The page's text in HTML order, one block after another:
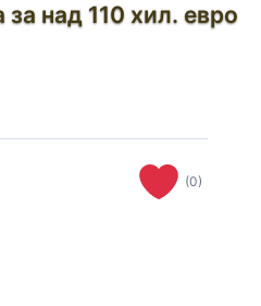
над 110 хил. евро
(0)